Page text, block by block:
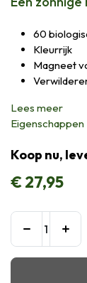
60
Kleurrijk
Magneet
Lees meer
Eigenschappen
Koop nu,
€27,95